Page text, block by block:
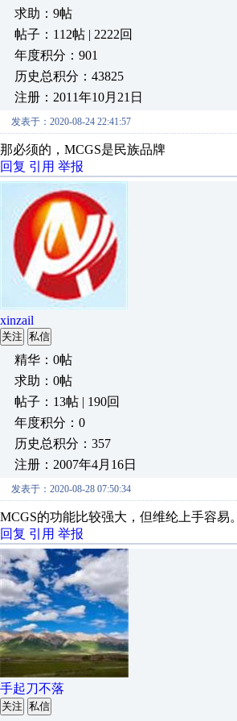
求助：9帖
帖子：112帖 | 2222回
年度积分：901
历史总积分：43825
注册：2011年10月21日
发表于：2020-08-24 22:41:57
那必须的，MCGS是民族品牌
回复 引用 举报
xinzail
关注 私信
精华：0帖
求助：0帖
帖子：13帖 | 190回
年度积分：0
历史总积分：357
注册：2007年4月16日
发表于：2020-08-28 07:50:34
MCGS的功能比较强大，但维纶上手容易。
回复 引用 举报
手起刀不落
关注 私信